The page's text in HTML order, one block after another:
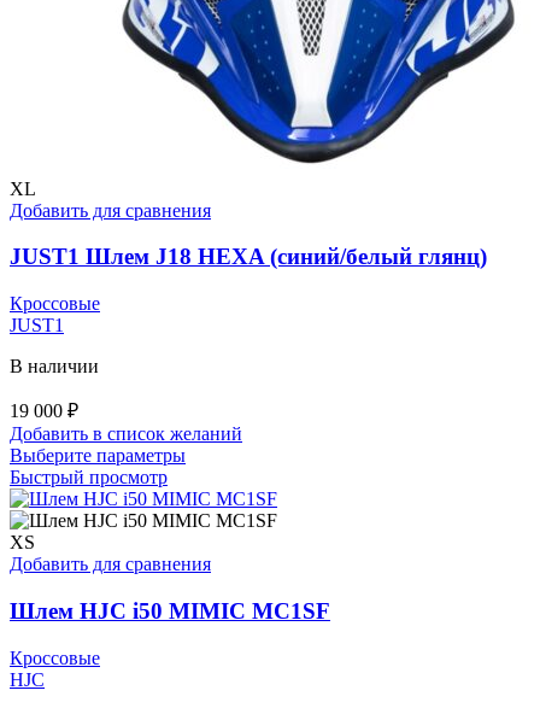
XL
Добавить для сравнения
JUST1 Шлем J18 HEXA (синий/белый глянц)
Кроссовые
JUST1
В наличии
19 000 ₽
Добавить в список желаний
Выберите параметрыЭтот
имеет
несколько
Опции
выбрать
на
Быстрый просмотр
XS
Добавить для сравнения
Шлем HJC i50 MIMIC MC1SF
Кроссовые
HJC